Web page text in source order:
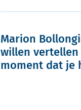
Marion
willen
moment dat je